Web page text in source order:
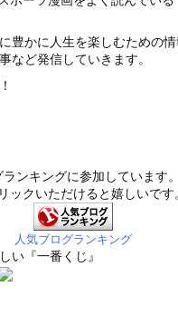
豊かに人生を楽しむための
など発信していきます。
ンキングに参加しています。
ックいただけると嬉しいです
人気ブログランキング
い『一番くじ』